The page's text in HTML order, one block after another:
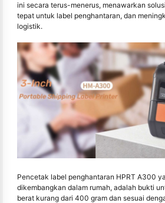
ini secara terus-menerus, menawarkan
tepat untuk label penghantaran, dan
logistik.
Pencetak label penghantaran HPRT A300
dikembangkan dalam rumah, adalah bukti
berat kurang dari 400 gram dan sesuai